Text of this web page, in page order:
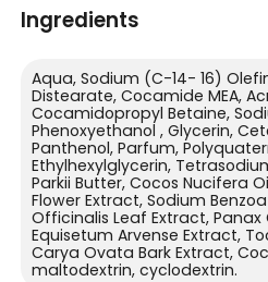
Ingredients
Aqua, Sodium (C-14- 16)
Distearate, Cocamide MEA,
Cocamidopropyl Betaine,
Phenoxyethanol , Glycerin,
Panthenol, Parfum,
Ethylhexylglycerin,
Parkii Butter, Cocos Nucifera
Flower Extract, Sodium
Officinalis Leaf Extract, Panax
Equisetum Arvense Extract,
Carya Ovata Bark Extract,
maltodextrin, cyclodextrin.